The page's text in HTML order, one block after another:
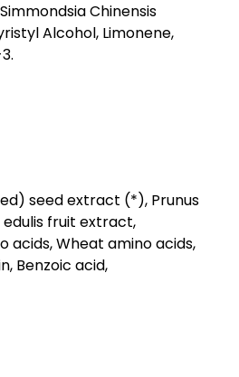
Chinensis
Alcohol, Limonene,
seed extract (*), Prunus
fruit extract,
Wheat amino acids,
Benzoic acid,